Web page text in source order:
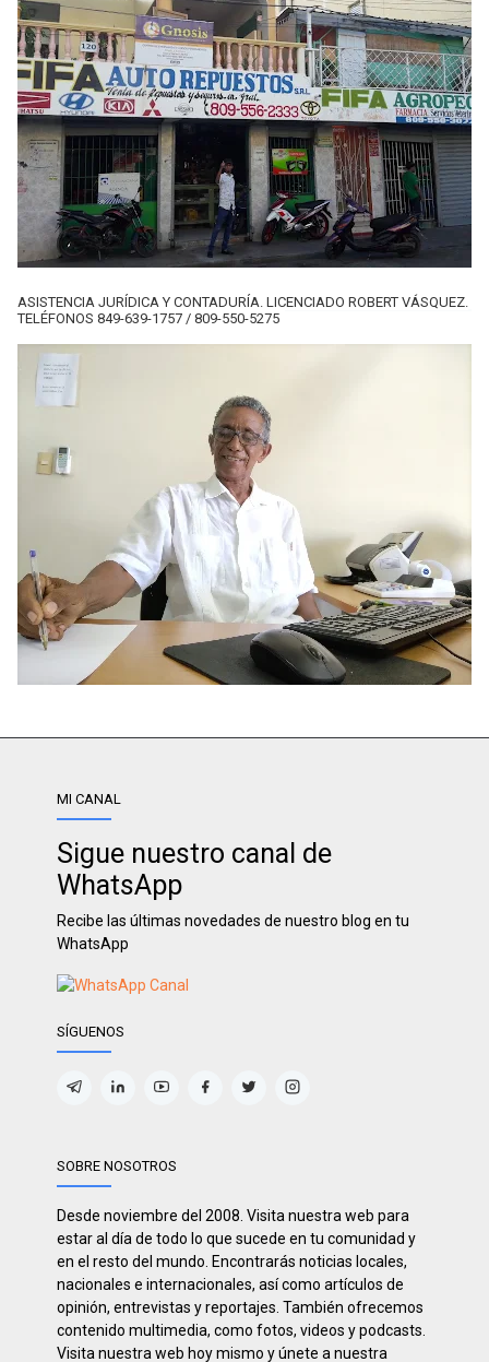
ASISTENCIA JURÍDICA Y CONTADURÍA. LICENCIADO ROBERT VÁSQUEZ.
TELÉFONOS 849-639-1757 / 809-550-5275
MI CANAL
Sigue nuestro canal de
WhatsApp
Recibe las últimas novedades de nuestro blog en tu
WhatsApp
SÍGUENOS
SOBRE NOSOTROS
Desde noviembre del 2008. Visita nuestra web para
estar al día de todo lo que sucede en tu comunidad y
en el resto del mundo. Encontrarás noticias locales,
nacionales e internacionales, así como artículos de
opinión, entrevistas y reportajes. También ofrecemos
contenido multimedia, como fotos, videos y podcasts.
Visita nuestra web hoy mismo y únete a nuestra